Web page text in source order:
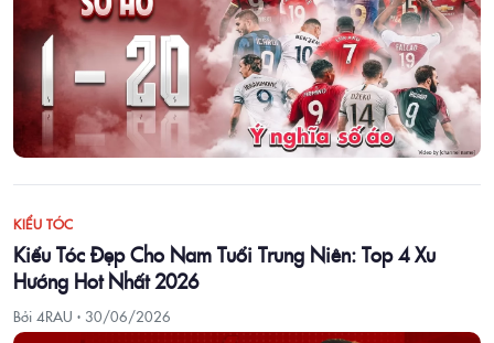
KIỂU TÓC
Kiểu Tóc Đẹp Cho Nam Tuổi Trung Niên: Top 4 Xu
Hướng Hot Nhất 2026
Bởi 4RAU · 30/06/2026